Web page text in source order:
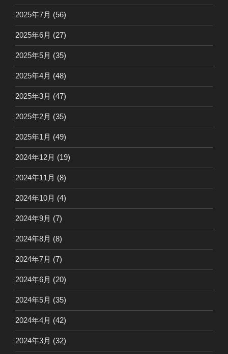
2025年7月 (56)
2025年6月 (27)
2025年5月 (35)
2025年4月 (48)
2025年3月 (47)
2025年2月 (35)
2025年1月 (49)
2024年12月 (19)
2024年11月 (8)
2024年10月 (4)
2024年9月 (7)
2024年8月 (8)
2024年7月 (7)
2024年6月 (20)
2024年5月 (35)
2024年4月 (42)
2024年3月 (32)